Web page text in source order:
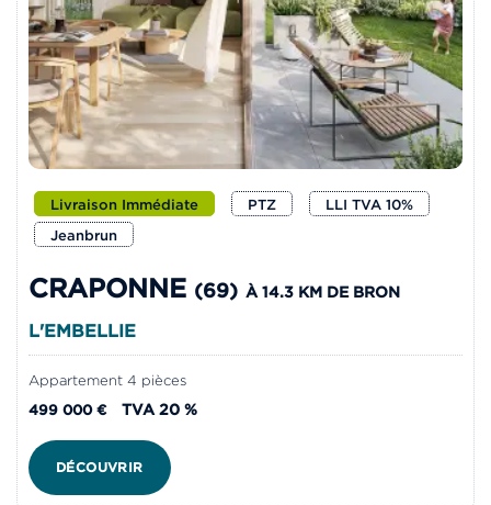
Livraison Immédiate PTZ
LLI TVA 10%
Jeanbrun
CRAPONNE (69) À 14.3 KM DE BRON
L'EMBELLIE
Appartement 4 pièces
499 000 €
TVA 20 %
DÉCOUVRIR